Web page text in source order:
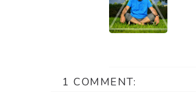
1 COMMENT: